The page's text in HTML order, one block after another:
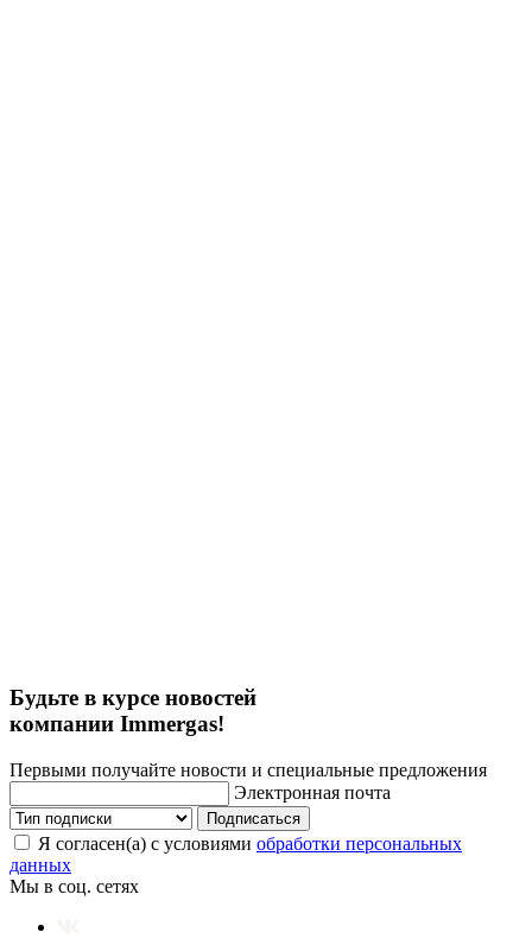
Будьте в курсе новостей
компании Immergas!
Первыми получайте новости и специальные предложения
Электронная почта
Подписаться
Я согласен(а) с условиями обработки персональных
данных
Мы в соц. сетях